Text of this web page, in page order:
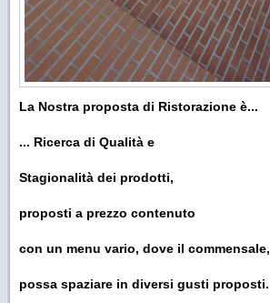
La Nostra proposta di Ristorazione è...
... Ricerca di Qualità e
Stagionalità dei prodotti,
proposti a prezzo contenuto
con un menu vario, dove il commensale,
possa spaziare in diversi gusti proposti.